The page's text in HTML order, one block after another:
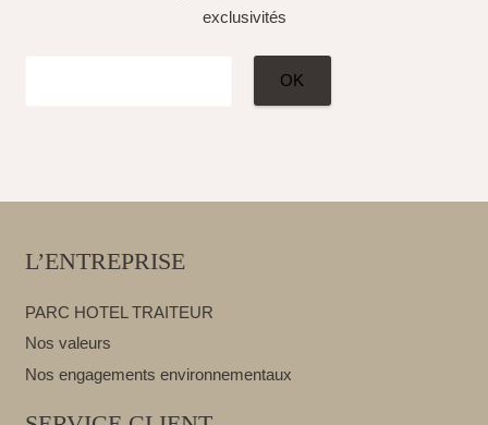
exclusivités
L’ENTREPRISE
PARC HOTEL TRAITEUR
Nos valeurs
Nos engagements environnementaux